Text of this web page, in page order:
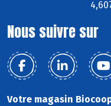
Nous suivre sur
Votre magasin